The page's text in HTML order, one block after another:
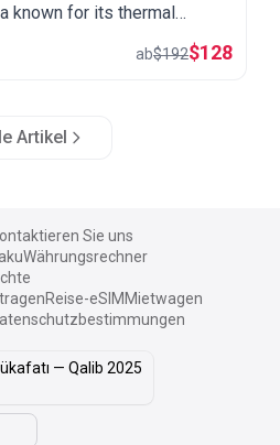
known for its thermal
ab$192$128
Artikel
Sie uns
Währungsrechner
Reise-eSIM Mietwagen